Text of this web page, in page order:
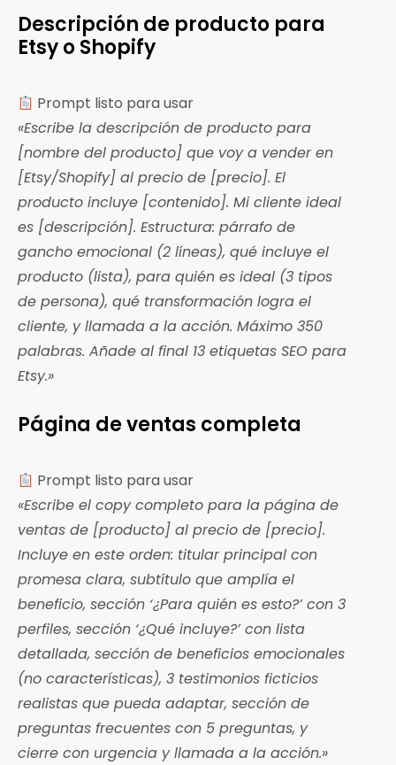
Descripción de producto para
Etsy o Shopify
Prompt listo para usar
«Escribe la descripción de producto para
[nombre del producto] que voy a vender en
[Etsy/Shopify] al precio de [precio]. El
producto incluye [contenido]. Mi cliente ideal
es [descripción]. Estructura: párrafo de
gancho emocional (2 líneas), qué incluye el
producto (lista), para quién es ideal (3 tipos
de persona), qué transformación logra el
cliente, y llamada a la acción. Máximo 350
palabras. Añade al final 13 etiquetas SEO para
Etsy.»
Página de ventas completa
Prompt listo para usar
«Escribe el copy completo para la página de
ventas de [producto] al precio de [precio].
Incluye en este orden: titular principal con
promesa clara, subtítulo que amplía el
beneficio, sección ‘¿Para quién es esto?’ con 3
perfiles, sección ‘¿Qué incluye?’ con lista
detallada, sección de beneficios emocionales
(no características), 3 testimonios ficticios
realistas que pueda adaptar, sección de
preguntas frecuentes con 5 preguntas, y
cierre con urgencia y llamada a la acción.»